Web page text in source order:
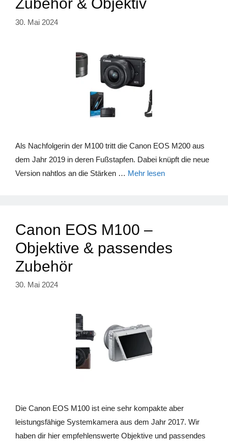
Zubehör & Objektiv
30. Mai 2024
Als Nachfolgerin der M100 tritt die Canon EOS M200 aus
dem Jahr 2019 in deren Fußstapfen. Dabei knüpft die neue
Version nahtlos an die Stärken … Mehr lesen
Canon EOS M100 –
Objektive & passendes
Zubehör
30. Mai 2024
Die Canon EOS M100 ist eine sehr kompakte aber
leistungsfähige Systemkamera aus dem Jahr 2017. Wir
haben dir hier empfehlenswerte Objektive und passendes